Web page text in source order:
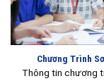
Chương Trình
Thông tin chương